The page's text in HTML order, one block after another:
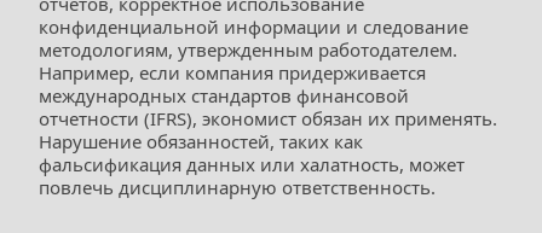
конфиденциальной информации и следование
методологиям, утвержденным работодателем.
Например, если компания придерживается
международных стандартов финансовой
отчетности (IFRS), экономист обязан их применять.
Нарушение обязанностей, таких как
фальсификация данных или халатность, может
повлечь дисциплинарную ответственность.